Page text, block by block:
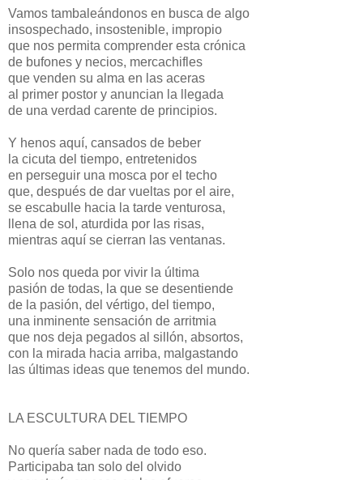
Vamos tambaleándonos en busca de algo
insospechado, insostenible, impropio
que nos permita comprender esta crónica
de bufones y necios, mercachifles
que venden su alma en las aceras
al primer postor y anuncian la llegada
de una verdad carente de principios.
Y henos aquí, cansados de beber
la cicuta del tiempo, entretenidos
en perseguir una mosca por el techo
que, después de dar vueltas por el aire,
se escabulle hacia la tarde venturosa,
llena de sol, aturdida por las risas,
mientras aquí se cierran las ventanas.
Solo nos queda por vivir la última
pasión de todas, la que se desentiende
de la pasión, del vértigo, del tiempo,
una inminente sensación de arritmia
que nos deja pegados al sillón, absortos,
con la mirada hacia arriba, malgastando
las últimas ideas que tenemos del mundo.
LA ESCULTURA DEL TIEMPO
No quería saber nada de todo eso.
Participaba tan solo del olvido